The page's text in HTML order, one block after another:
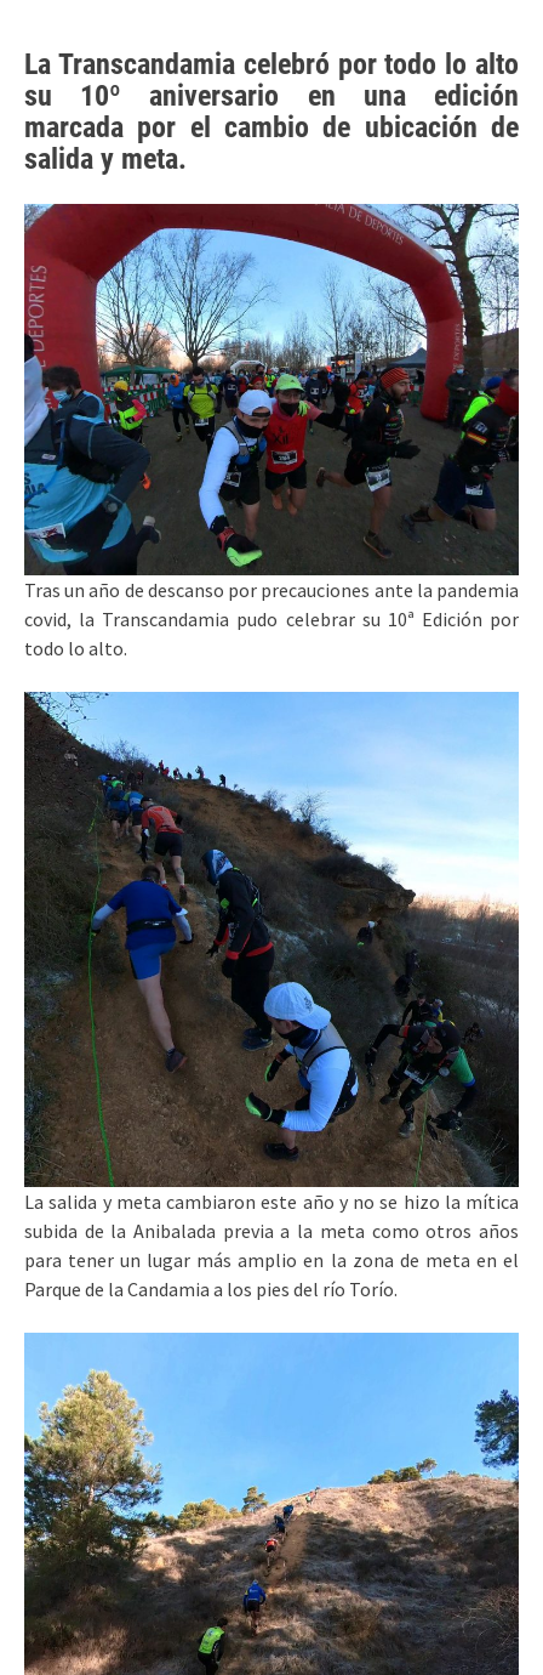
La Transcandamia celebró por todo lo alto
su 10º aniversario en una edición
marcada por el cambio de ubicación de
salida y meta.
Tras un año de descanso por precauciones ante la pandemia
covid, la Transcandamia pudo celebrar su 10ª Edición por
todo lo alto.
La salida y meta cambiaron este año y no se hizo la mítica
subida de la Anibalada previa a la meta como otros años
para tener un lugar más amplio en la zona de meta en el
Parque de la Candamia a los pies del río Torío.